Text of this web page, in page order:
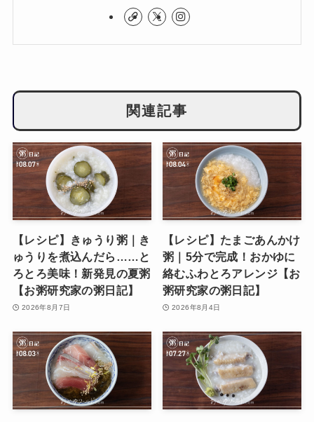
関連記事
【レシピ】きゅうり粥｜き
ゅうりを煮込んだら……と
ろとろ美味！新発見の夏粥
【お粥研究家の粥日記】
2026年8月7日
【レシピ】たまごあんかけ
粥｜5分で完成！おかゆに
絡むふわとろアレンジ【お
粥研究家の粥日記】
2026年8月4日